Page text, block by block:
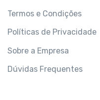
Termos e Condições
Políticas de Privacidade
Sobre a Empresa
Dúvidas Frequentes